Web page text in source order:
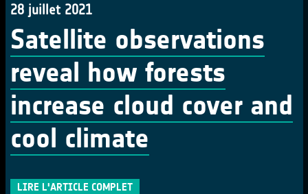
28 juillet 2021
Satellite observations
reveal how forests
increase cloud cover and
cool climate
LIRE L'ARTICLE COMPLET